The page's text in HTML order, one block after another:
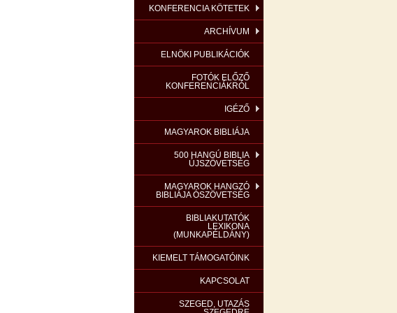
KONFERENCIA KÖTETEK
ARCHÍVUM
ELNÖKI PUBLIKÁCIÓK
FOTÓK ELŐZŐ
KONFERENCIÁKRÓL
IGÉZŐ
MAGYAROK BIBLIÁJA
500 HANGÚ BIBLIA
ÚJSZÖVETSÉG
MAGYAROK HANGZÓ
BIBLIÁJA ÓSZÖVETSÉG
BIBLIAKUTATÓK
LEXIKONA
(MUNKAPÉLDÁNY)
KIEMELT TÁMOGATÓINK
KAPCSOLAT
SZEGED, UTAZÁS